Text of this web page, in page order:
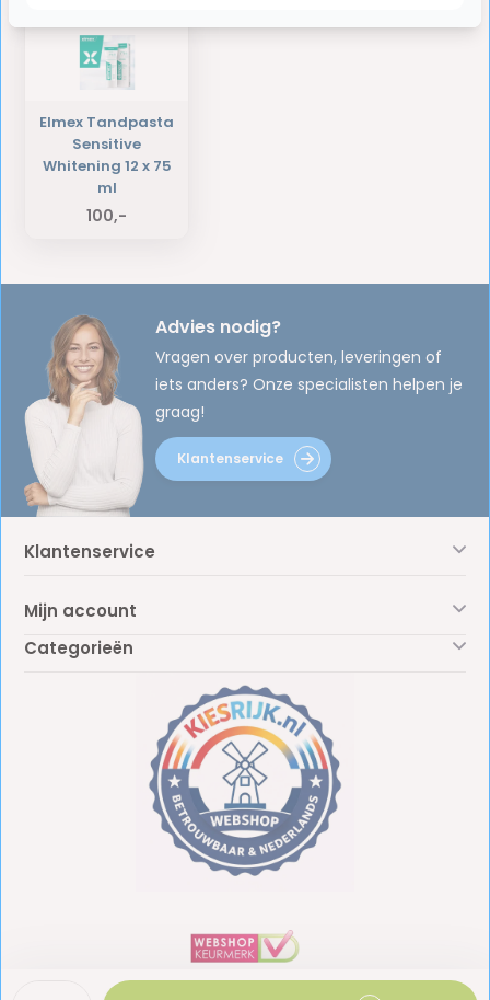
Elmex Tandpasta
Sensitive
Whitening 12 x 75
ml
100,-
Advies nodig?
Vragen over producten, leveringen of
iets anders? Onze specialisten helpen je
graag!
Klantenservice
Klantenservice
Mijn account
Categorieën